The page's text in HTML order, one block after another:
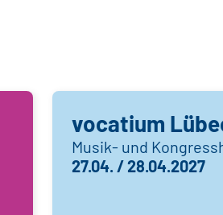
vocatium
Musik- und
27.04. / 28.04.2027